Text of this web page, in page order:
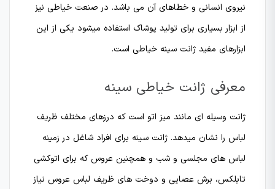
نیروی انسانی و خطاهای آن می باشد. در صنعت خیاطی نیز
از ابزار بسیاری برای تولید پوشاک استفاده میشود یکی از این
ابزارهای مفید ژانت سینه خیاطی است.
معرفی ژانت خیاطی سینه
ژانت وسیله ای مانند میز اتو است که درزهای مختلف ظریف
لباس را نشان میدهد. ژانت سینه برای افراد شاغل در زمینه
لباس های مجلسی و شب و همچنین عروس که برای اتوکشی
تابلکس، برش عصایی و دوخت های ظریف لباس عروس نیاز